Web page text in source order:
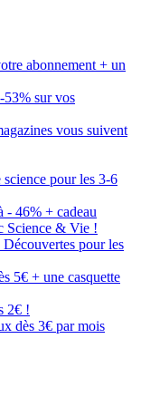
abonnement + un
53% sur vos
vous suivent
pour les 3-6
- 46% + cadeau
Science & Vie !
pour les
5€ + une casquette
2€ !
dès 3€ par mois